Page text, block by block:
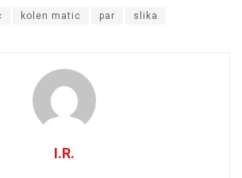
kolen matic par slika
I.R.